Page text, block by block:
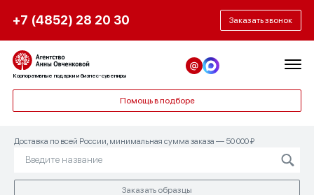
+7 (4852) 28 20 30 Заказать звонок
Корпоративные подарки и бизнес-сувениры
Помощь в подборе
Доставка по всей России, минимальная сумма заказа — 50 000 ₽
Заказать образцы